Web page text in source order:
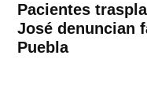
Pacientes
José denuncian
Puebla